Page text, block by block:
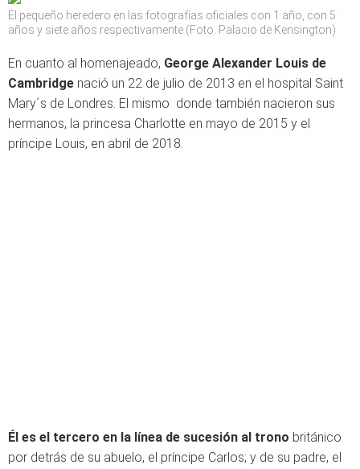
El pequeño heredero en las fotografías oficiales con 1 año, con 5
años y siete años respectivamente (Foto: Palacio de Kensington)
En cuanto al homenajeado, George Alexander Louis de
Cambridge nació un 22 de julio de 2013 en el hospital Saint
Mary´s de Londres. El mismo donde también nacieron sus
hermanos, la princesa Charlotte en mayo de 2015 y el
príncipe Louis, en abril de 2018.
Él es el tercero en la línea de sucesión al trono británico
por detrás de su abuelo, el príncipe Carlos; y de su padre, el